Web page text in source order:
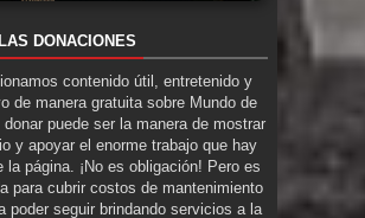
DONACIONES
contenido útil, entretenido y
de manera gratuita sobre Mundo de
puede ser la manera de mostrar
y apoyar el enorme trabajo que hay
la página. ¡No es obligación! Pero es
para cubrir costos de mantenimiento
poder seguir brindando servicios a la